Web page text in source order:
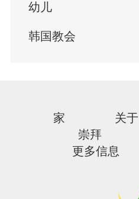
幼儿
韩国教会
家 关于
崇拜
更多信息